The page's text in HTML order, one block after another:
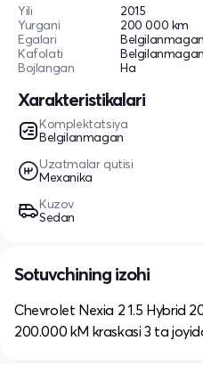
Yili
2015
Yurgani
200 000 km
Egalari
Belgilanmagan
Kafolati
Belgilanmagan
Bojlangan
Ha
Xarakteristikalari
Komplektatsiya
Belgilanmagan
Uzatmalar qutisi
Mexanika
Kuzov
Sedan
Sotuvchining izohi
Chevrolet Nexia 2 1.5 Hybrid
200.000 kM kraskasi 3 ta